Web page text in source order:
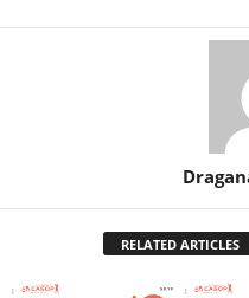
RELATED ARTICLES